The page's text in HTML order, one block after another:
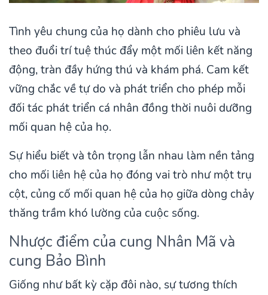
Tình yêu chung của họ dành cho phiêu lưu và
theo đuổi trí tuệ thúc đẩy một mối liên kết năng
động, tràn đầy hứng thú và khám phá. Cam kết
vững chắc về tự do và phát triển cho phép mỗi
đối tác phát triển cá nhân đồng thời nuôi dưỡng
mối quan hệ của họ.
Sự hiểu biết và tôn trọng lẫn nhau làm nền tảng
cho mối liên hệ của họ đóng vai trò như một trụ
cột, củng cố mối quan hệ của họ giữa dòng chảy
thăng trầm khó lường của cuộc sống.
Nhược điểm của cung Nhân Mã và
cung Bảo Bình
Giống như bất kỳ cặp đôi nào, sự tương thích